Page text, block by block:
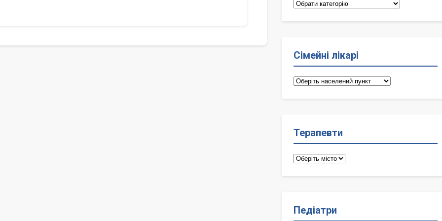
Категорії
Сімейні лікарі
Сімейні
Терапевти
Терапевти
Педіатри